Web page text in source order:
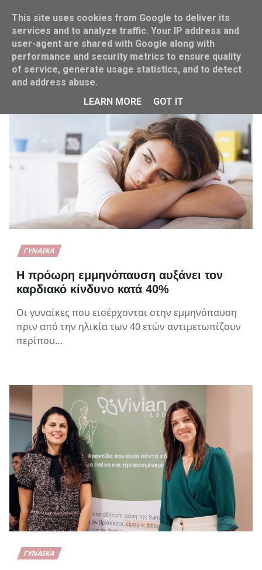
Home Εμμηνόπαυση
ΓΥΝΑΊΚΑ
Η πρόωρη εμμηνόπαυση αυξάνει τον
καρδιακό κίνδυνο κατά 40%
Οι γυναίκες που εισέρχονται στην εμμηνόπαυση
πριν από την ηλικία των 40 ετών αντιμετωπίζουν
περίπου…
ΓΥΝΑΊΚΑ
This site uses cookies from Google to deliver its
services and to analyze traffic. Your IP address and
user-agent are shared with Google along with
performance and security metrics to ensure quality
of service, generate usage statistics, and to detect
and address abuse.
LEARN MORE
GOT IT